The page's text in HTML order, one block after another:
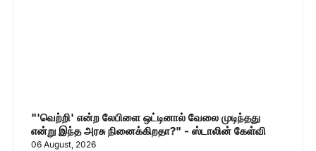
"'வெற்றி' என்ற லேபிளை ஒட்டினால் வேலை முடிந்தது
என்று இந்த அரசு நினைக்கிறதா?" - ஸ்டாலின் கேள்வி
06 August, 2026